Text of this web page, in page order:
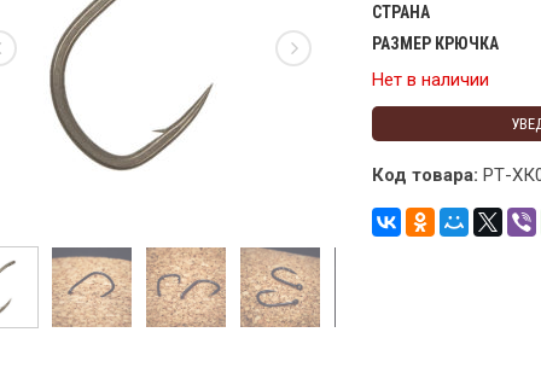
СТРАНА
РАЗМЕР КРЮЧКА
Нет в наличии
Код товара: РТ-